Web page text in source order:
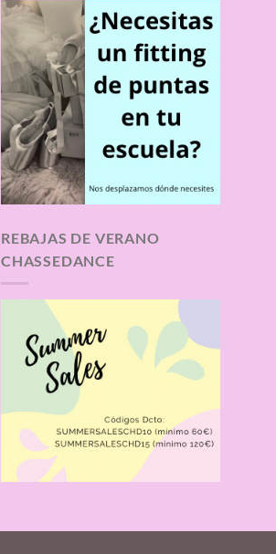
REBAJAS DE VERANO
CHASSEDANCE